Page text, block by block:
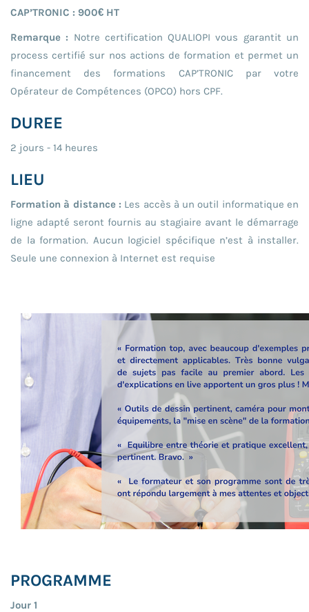
CAP’TRONIC : 900€ HT
Remarque : Notre certification QUALIOPI vous garantit un
process certifié sur nos actions de formation et permet un
financement des formations CAP’TRONIC par votre
Opérateur de Compétences (OPCO) hors CPF.
DUREE
2 jours - 14 heures
LIEU
Formation à distance :Les accès à un outil informatique en
ligne adapté seront fournis au stagiaire avant le démarrage
de la formation. Aucun logiciel spécifique n’est à installer.
Seule une connexion à Internet est requise
PROGRAMME
Jour 1